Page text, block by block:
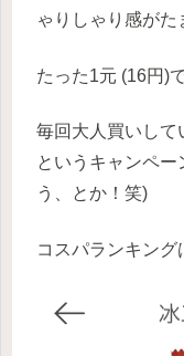
ゃりしゃり感がた
たった1元 (16円)
毎回大人買いして
というキャンペ
う、とか！笑)
コスパランキング